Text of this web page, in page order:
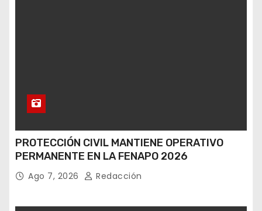
PROTECCIÓN CIVIL MANTIENE OPERATIVO
PERMANENTE EN LA FENAPO 2026
Ago 7, 2026 Redacción